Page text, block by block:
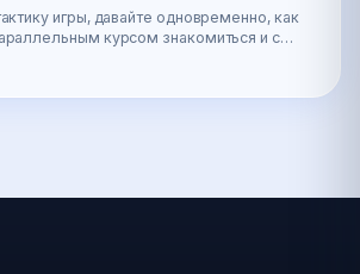
игры, давайте одновременно, как
курсом знакомиться и с